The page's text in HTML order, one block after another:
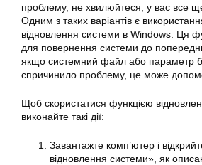
проблему, не хвилюйтеся, у вас все ще
Одним з таких варіантів є
відновлення системи в Windows. Ця
для повернення системи до
якщо системний файл або параметр
спричинило проблему, це може
Щоб скористатися функцією
виконайте такі дії:
Завантажте комп’ютер і
відновлення системи», як